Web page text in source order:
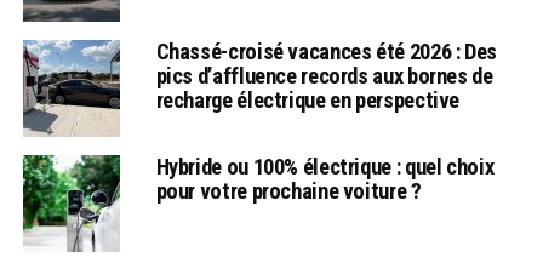
Chassé-croisé vacances été 2026 : Des
pics d’affluence records aux bornes de
recharge électrique en perspective
Hybride ou 100% électrique : quel choix
pour votre prochaine voiture ?